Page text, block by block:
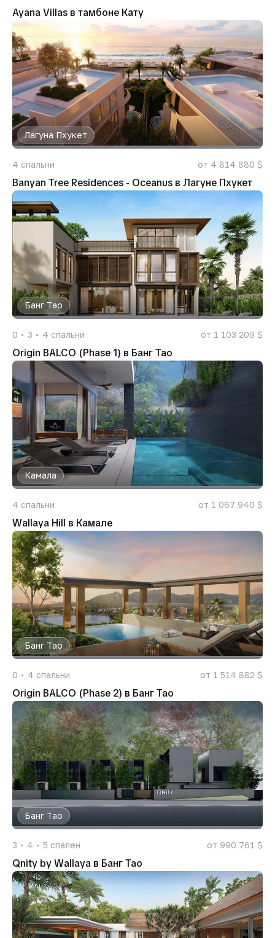
Ayana Villas в тамбоне Кату
Лагуна Пхукет
4 спальни от 4 814 880 $
Banyan Tree Residences - Oceanus в Лагуне Пхукет
Банг Тао
0 3 4 спальни от 1 103 209 $
Origin BALCO (Phase 1) в Банг Тао
Камала
4 спальни от 1 067 940 $
Wallaya Hill в Камале
Банг Тао
0 4 спальни от 1 514 882 $
Origin BALCO (Phase 2) в Банг Тао
Банг Тао
3 4 5 спален от 990 761 $
Qnity by Wallaya в Банг Тао